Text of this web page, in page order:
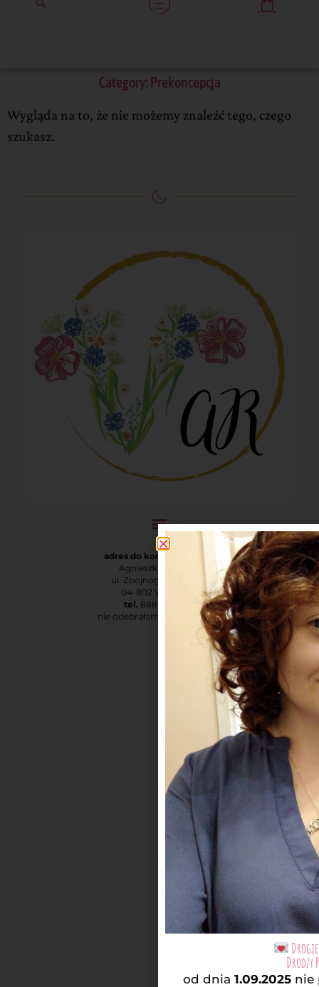
Category: Prekoncepcja
Wygląda na to, że nie możemy znaleźć tego, czego
szukasz.
adres do korespondencji:
Agnieszka Rodatus
ul. Zbójnogórska 1 m. 3
04-802 Warszawa
tel.888-873-730
nie odebrałam? – oddzwonię!
Drodzy
od dnia 1.09.2025 nie